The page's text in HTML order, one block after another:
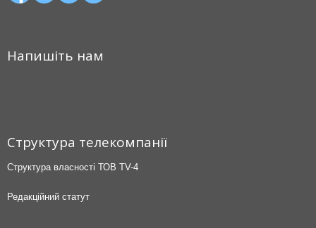
Напишіть нам
Структура телекомпанії
Структура власності ТОВ TV-4
Редакційний статут